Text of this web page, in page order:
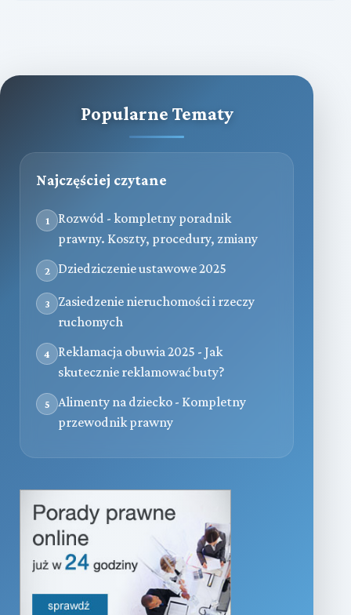
Popularne Tematy
Najczęściej czytane
1
Rozwód - kompletny poradnik
prawny. Koszty, procedury, zmiany
2 Dziedziczenie ustawowe 2025
3
Zasiedzenie nieruchomości i rzeczy
ruchomych
4
Reklamacja obuwia 2025 - Jak
skutecznie reklamować buty?
5
Alimenty na dziecko - Kompletny
przewodnik prawny